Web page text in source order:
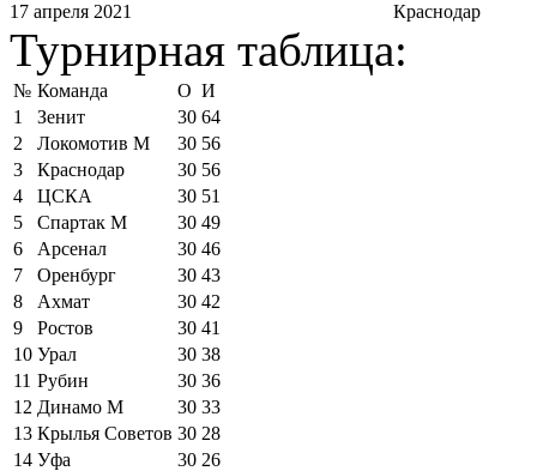
17 апреля 2021 Краснодар
Турнирная таблица:
№ Команда О И
1
Зенит 30 64
2
Локомотив М 30 56
3
Краснодар 30 56
4
ЦСКА 30 51
5
Спартак М 30 49
6
Арсенал 30 46
7
Оренбург 30 43
8
Ахмат 30 42
9
Ростов 30 41
10 Урал 30 38
11 Рубин 30 36
12 Динамо М 30 33
13 Крылья Советов 30 28
14 Уфа 30 26